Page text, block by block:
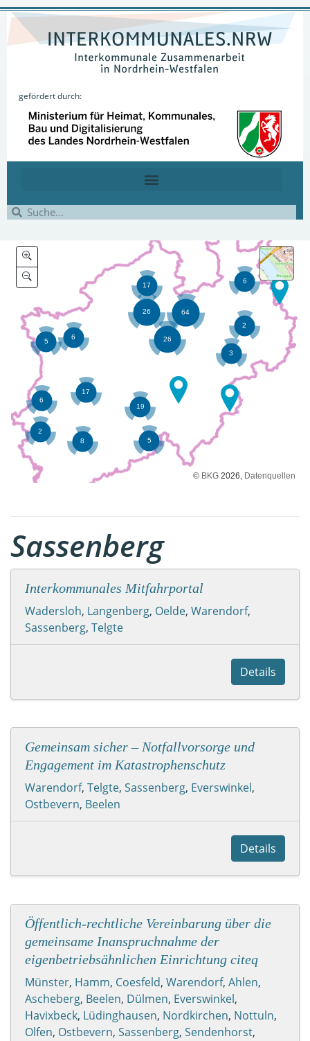
gefördert durch:
© BKG 2026, Datenquellen
Sassenberg
Interkommunales Mitfahrportal
Wadersloh, Langenberg, Oelde, Warendorf,
Sassenberg, Telgte
Details
Gemeinsam sicher – Notfallvorsorge und
Engagement im Katastrophenschutz
Warendorf, Telgte, Sassenberg, Everswinkel,
Ostbevern, Beelen
Details
Öffentlich-rechtliche Vereinbarung über die
gemeinsame Inanspruchnahme der
eigenbetriebsähnlichen Einrichtung citeq
Münster, Hamm, Coesfeld, Warendorf, Ahlen,
Ascheberg, Beelen, Dülmen, Everswinkel,
Havixbeck, Lüdinghausen, Nordkirchen, Nottuln,
Olfen, Ostbevern, Sassenberg, Sendenhorst,